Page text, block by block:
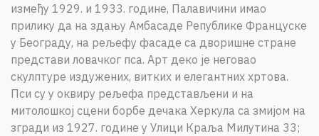
између 1929. и 1933. године, Палавичини имао
прилику да на здању Амбасаде Републике Француске
у Београду, на рељефу фасаде са дворишне стране
представи ловачког пса. Арт деко је неговао
скулптуре издужених, витких и елегантних хртова.
Пси су у оквиру рељефа представљени и на
митолошкој сцени борбе дечака Херкула са змијом на
згради из 1927. године у Улици Краља Милутина 33;